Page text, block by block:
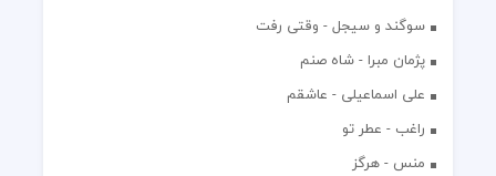
سوگند و سیجل - وقتی رفت
پژمان مبرا - شاه صنم
علی اسماعیلی - عاشقم
راغب - عطر تو
منس - هرگز